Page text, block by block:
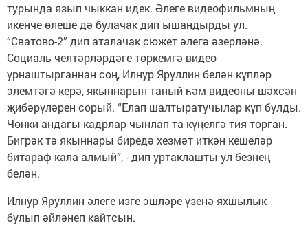
турында язып чыккан идек. Әлеге видеофильмның
икенче өлеше дә булачак дип ышандырды ул.
“Сватово-2” дип аталачак сюжет әлегә әзерләнә.
Социаль челтәрләрдәге төркемгә видео
урнаштырганнан соң, Илнур Яруллин белән күпләр
элемтәгә керә, якыннарын таный һәм видеоны шәхсән
җибәрүләрен сорый. “Елап шалтыратучылар күп булды.
Чөнки андагы кадрлар чынлап та күңелгә тия торган.
Бигрәк тә якыннары биредә хезмәт иткән кешеләр
битараф кала алмый”, - дип уртаклашты ул безнең
белән.
Илнур Яруллин әлеге изге эшләре үзенә яхшылык
булып әйләнеп кайтсын.